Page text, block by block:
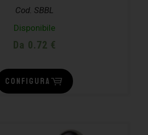
Cod. SBBL
Disponibile
Da 0.72 €
CONFIGURA